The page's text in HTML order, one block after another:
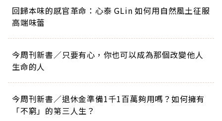
回歸本味的感官革命：心泰 GLin 如何用自然風土征服
高端味蕾
今周刊新書／只要有心，你也可以成為那個改變他人
生命的人
今周刊新書／退休金準備1千1百萬夠用嗎？如何擁有
「不窮」的第三人生？